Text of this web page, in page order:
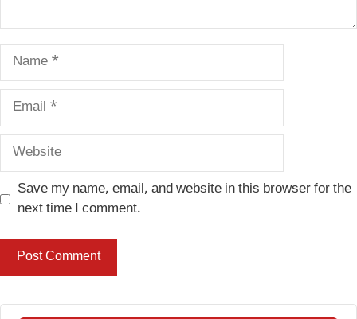
Name
Email
Website
Save my name, email, and website in this browser for the
next time I comment.